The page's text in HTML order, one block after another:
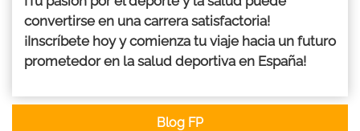
convertirse en una carrera satisfactoria!
¡Inscríbete hoy y comienza tu viaje hacia un futuro
prometedor en la salud deportiva en España!
Blog FP